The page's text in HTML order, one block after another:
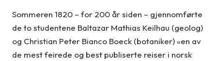
Sommeren 1820 – for 200 år siden – gjennomførte
de to studentene Baltazar Mathias Keilhau (geolog)
og Christian Peter Bianco Boeck (botaniker) «en av
de mest feirede og best publiserte reiser i norsk